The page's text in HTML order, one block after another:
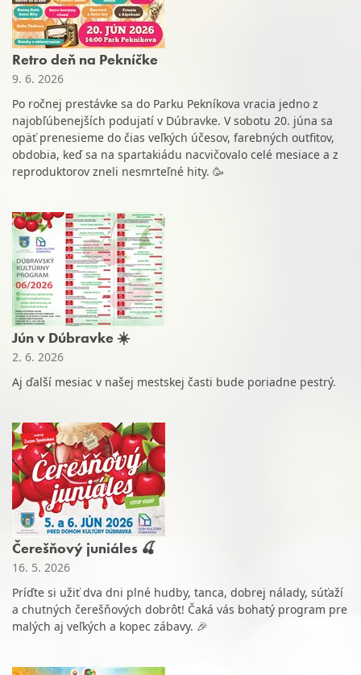
Retro deň na Pekníčke
9. 6. 2026
Po ročnej prestávke sa do Parku Pekníkova vracia jedno z
najobľúbenejších podujatí v Dúbravke. V sobotu 20. júna sa
opäť prenesieme do čias veľkých účesov, farebných outfitov,
obdobia, keď sa na spartakiádu nacvičovalo celé mesiace a z
reproduktorov zneli nesmrteľné hity. 🥳
Jún v Dúbravke ☀️
2. 6. 2026
Aj ďalší mesiac v našej mestskej časti bude poriadne pestrý.
Čerešňový juniáles 🍒
16. 5. 2026
Príďte si užiť dva dni plné hudby, tanca, dobrej nálady, súťaží
a chutných čerešňových dobrôt! Čaká vás bohatý program pre
malých aj veľkých a kopec zábavy. 🎉